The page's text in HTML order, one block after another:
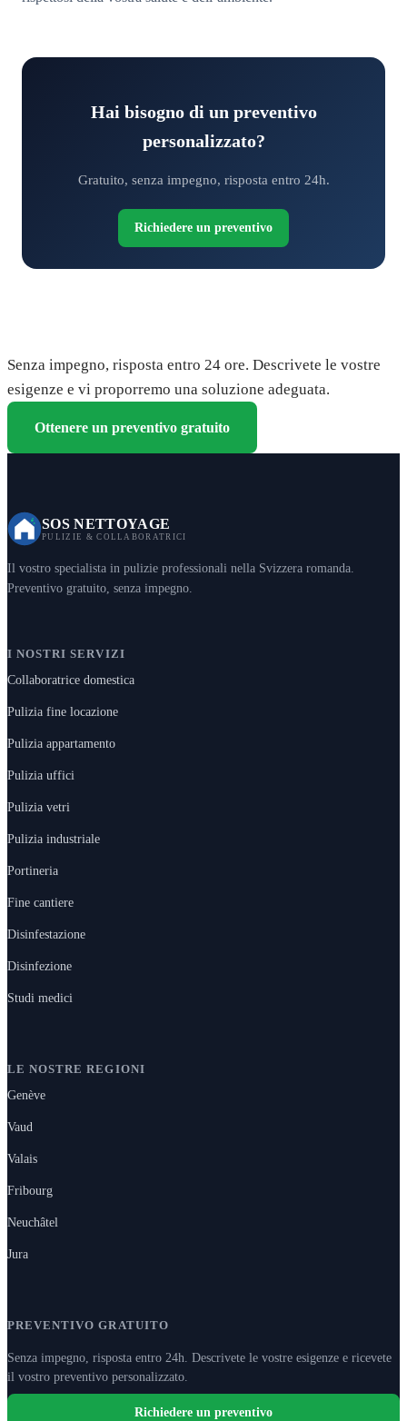
Hai bisogno di un preventivo
personalizzato?
Gratuito, senza impegno, risposta entro 24h.
Richiedere un preventivo
Senza impegno, risposta entro 24 ore. Descrivete le vostre
esigenze e vi proporremo una soluzione adeguata.
Ottenere un preventivo gratuito
SOS NETTOYAGE
PULIZIE & COLLABORATRICI
Il vostro specialista in pulizie professionali nella Svizzera romanda.
Preventivo gratuito, senza impegno.
I NOSTRI SERVIZI
Collaboratrice domestica
Pulizia fine locazione
Pulizia appartamento
Pulizia uffici
Pulizia vetri
Pulizia industriale
Portineria
Fine cantiere
Disinfestazione
Disinfezione
Studi medici
LE NOSTRE REGIONI
Genève
Vaud
Valais
Fribourg
Neuchâtel
Jura
PREVENTIVO GRATUITO
Senza impegno, risposta entro 24h. Descrivete le vostre esigenze e ricevete
il vostro preventivo personalizzato.
Richiedere un preventivo